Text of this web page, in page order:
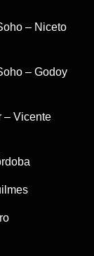
– Niceto
– Godoy
– Vicente